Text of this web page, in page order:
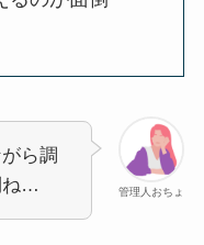
管理人おちょ
ら調
ね…